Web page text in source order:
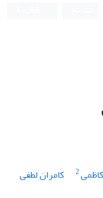
2 کامران لطفی